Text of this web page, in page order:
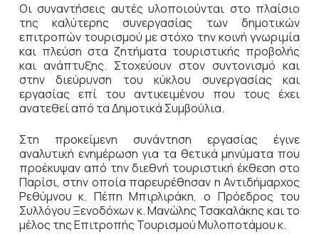
Οι συναντήσεις αυτές υλοποιούνται στο πλαίσιο
της καλύτερης συνεργασίας των δημοτικών
επιτροπών τουρισμού με στόχο την κοινή γνωριμία
και πλεύση στα ζητήματα τουριστικής προβολής
και ανάπτυξης. Στοχεύουν στον συντονισμό και
στην διεύρυνση του κύκλου συνεργασίας και
εργασίας επί του αντικειμένου που τους έχει
ανατεθεί από τα Δημοτικά Συμβούλια.
Στη προκείμενη συνάντηση εργασίας έγινε
αναλυτική ενημέρωση για τα θετικά μηνύματα που
προέκυψαν από την διεθνή τουριστική έκθεση στο
Παρίσι, στην οποία παρευρέθησαν η Αντιδήμαρχος
Ρεθύμνου κ. Πέπη Μπιρλιράκη, ο Πρόεδρος του
Συλλόγου Ξενοδόχων κ. Μανώλης Τσακαλάκης και το
μέλος της Επιτροπής Τουρισμού Μυλοποτάμου κ.